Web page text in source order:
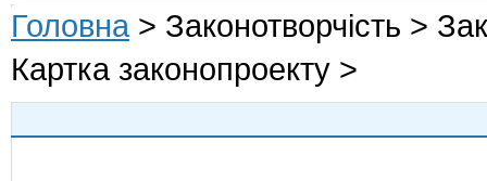
Головна > Законотворчість >
Картка законопроекту >